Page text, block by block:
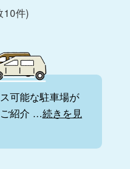
10件)
可能な駐車場が
紹介 …続きを見